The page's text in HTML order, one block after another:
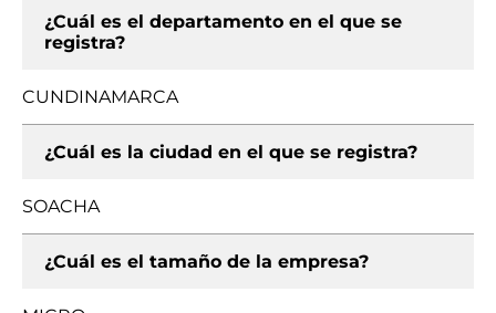
¿Cuál es el departamento en el que se
registra?
CUNDINAMARCA
¿Cuál es la ciudad en el que se registra?
SOACHA
¿Cuál es el tamaño de la empresa?